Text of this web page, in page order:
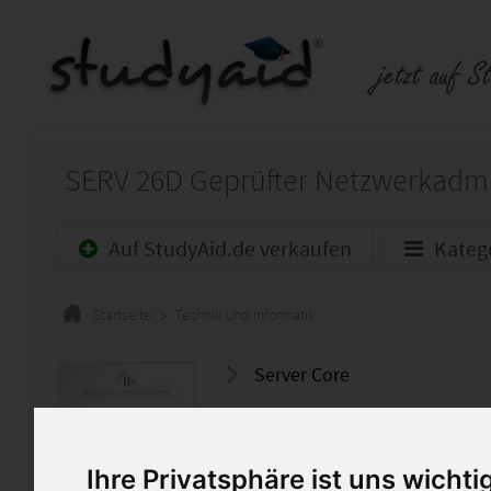
Ihre Privatsphäre ist uns
Auf StudyAid.de verkaufen
Startseite Technik und Informatik
Server Core
ich biete Euch hier meine